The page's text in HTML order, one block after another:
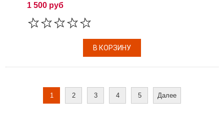
1 500 руб
1 2 3 4 5 Далее